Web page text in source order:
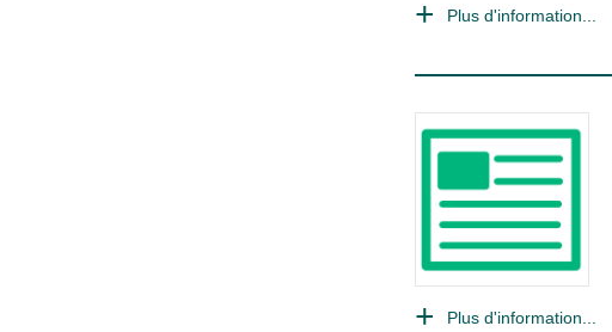
Plus d'information...
Plus d'information...